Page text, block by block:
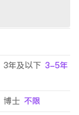
3年及以下 3-5年
博士 不限